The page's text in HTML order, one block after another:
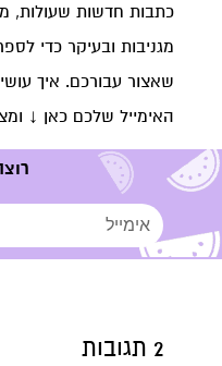
כתבות חדשות שעולות,
מגניבות ובעיקר כדי
שאצור עבורכם. איך
האימייל שלכם כאן ↓
2 תגובות